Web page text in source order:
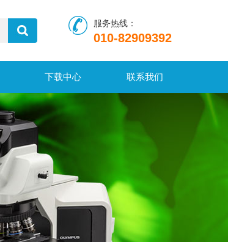
服务热线：
010-82909392
下载中心 联系我们